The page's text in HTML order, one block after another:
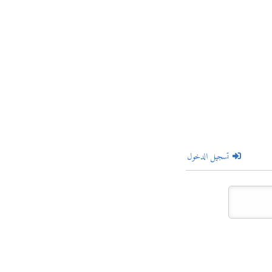
تسجيل الدخول